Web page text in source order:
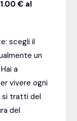
€ al
scegli il
un
a
vivere ogni
si tratti del
del